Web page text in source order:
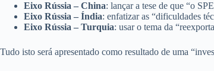
Eixo Rússia – China: lançar a tese de que “o
Eixo Rússia – Índia: enfatizar as “dificuldades
Eixo Rússia – Turquia: usar o tema da
Tudo isto será apresentado como resultado de uma